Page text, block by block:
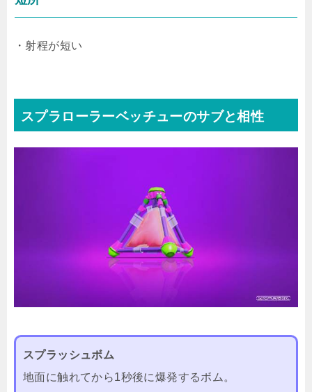
・射程が短い
スプラローラーベッチューのサブと相性
スプラッシュボム
地面に触れてから1秒後に爆発するボム。